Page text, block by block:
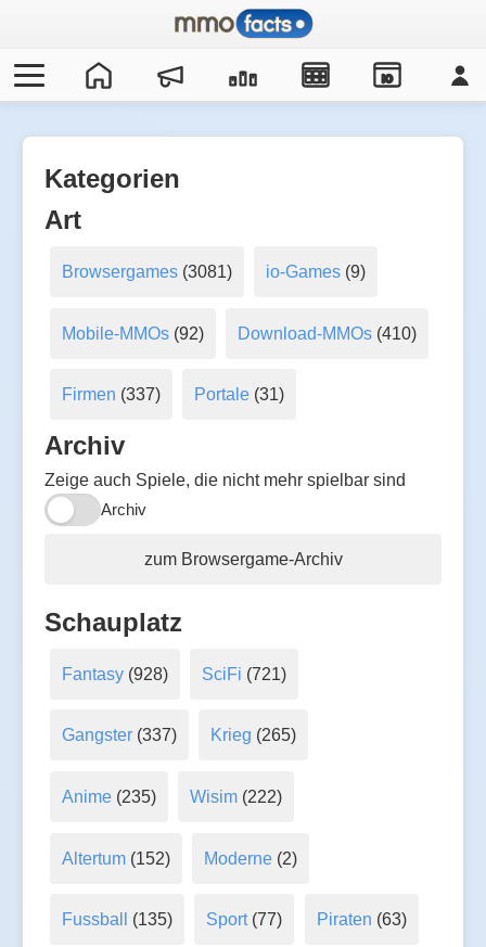
IO
Kategorien
Art
Browsergames(3081) io-Games (9)
Mobile-MMOs(92) Download-MMOs (410)
Firmen (337) Portale (31)
Archiv
Zeige auch Spiele, die nicht mehr spielbar sind
Archiv
zum Browsergame-Archiv
Schauplatz
Fantasy(928) SciFi (721)
Gangster(337) Krieg (265)
Anime(235) Wisim (222)
Altertum(152) Moderne (2)
Fussball (135) Sport(77) Piraten (63)